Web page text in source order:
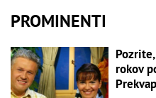
PROMINENTI
rokov